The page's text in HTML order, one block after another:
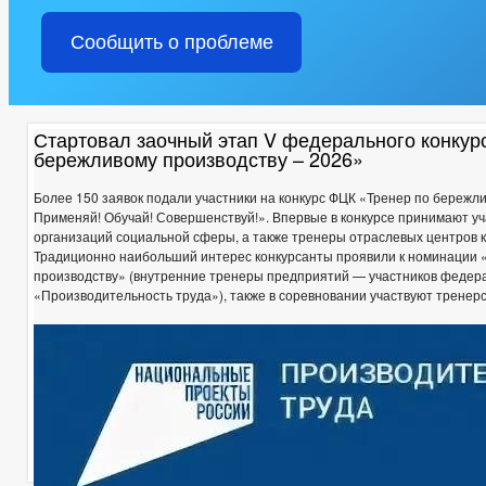
ПОДВЕДОМСТВЕННЫЕ ОРГАНИЗАЦИИ
ИНФОРМАЦИЯ О КАДРОВОМ ОБЕСПЕЧЕНИИ
УСЛОВИЯ И РЕЗУЛЬТАТЫ КОНКУРСОВ
СВЕДЕНИЯ О ЧИСЛЕННОСТИ МУНИЦИПАЛЬНЫХ СЛУЖАЩИХ
СОВЕТ ДЕПУТАТОВ
ЗАДАЧИ ФУНКЦИИ
ДЕПУТАТЫ
ПОЛНОМОЧИЯ
ПРОТИВОДЕЙСТВИЕ КОРРУПЦИИ
НПА
ИНЫЕ АКТЫ В СФЕРЕ
МЕТОДИЧЕСКИЕ МАТЕРИАЛЫ
ФОРМЫ ДОКУМЕНТОВ, СВЯЗАННЫХ
СВЕДЕНИЯ О ДОХОДАХ, РАСХОДАХ, ОБ ИМУЩЕСТВЕ И
КОМИССИЯ ПО СОБЛЮДЕНИЮ ТРЕБОВАНИЙ К СЛУЖЕБНОМУ
ОБРАТНАЯ СВЯЗЬ ДЛЯ СООБЩЕНИЙ О ФАКТАХ КОРРУПЦИИ
РАСПОРЯЖЕНИЯ АДМИНИСТРАЦИИ
ПУБЛИЧНЫЕ СЛУШАНИЯ
БЮДЖЕТ ПО ГОДАМ
ОТЧЕТ ОБ ИСПОЛНЕНИИ БЮДЖЕТА
Сообщить о проблеме
Стартовал заочный этап V федерального
бережливому производству – 2026»
Более 150 заявок подали участники на конкурс ФЦК «Тренер по
Применяй! Обучай! Совершенствуй!». Впервые в конкурсе принимают
организаций социальной сферы, а также тренеры отраслевых центров
Традиционно наибольший интерес конкурсанты проявили к номинации
производству» (внутренние тренеры предприятий — участников
«Производительность труда»), также в соревновании участвуют